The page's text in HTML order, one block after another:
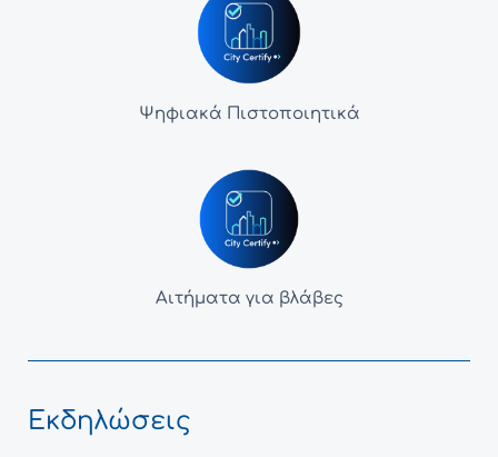
Ψηφιακά Πιστοποιητικά
Αιτήματα για βλάβες
Εκδηλώσεις